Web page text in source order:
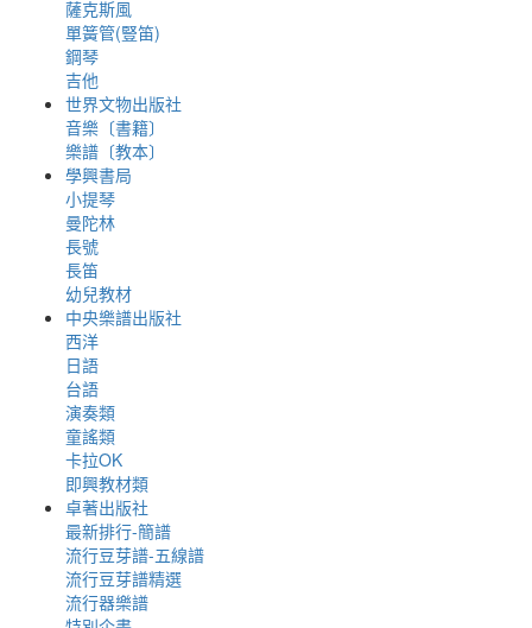
薩克斯風
單簧管(豎笛)
鋼琴
吉他
世界文物出版社
音樂〔書籍〕
樂譜〔教本〕
學興書局
小提琴
曼陀林
長號
長笛
幼兒教材
中央樂譜出版社
西洋
日語
台語
演奏類
童謠類
卡拉OK
即興教材類
卓著出版社
最新排行-簡譜
流行豆芽譜-五線譜
流行豆芽譜精選
流行器樂譜